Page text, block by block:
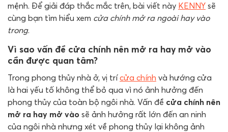
mệnh. Để giải đáp thắc mắc trên, bài viết này KENNY sẽ
cùng bạn tìm hiểu xem cửa chính mở ra ngoài hay vào
trong.
Vì sao vấn đề cửa chính nên mở ra hay mở vào
cần được quan tâm?
Trong phong thủy nhà ở, vị trícửa chính và hướng cửa
là hai yếu tố không thể bỏ qua vì nó ảnh hưởng đến
phong thủy của toàn bộ ngôi nhà. Vấn đề cửa chính nên
mở ra hay mở vào sẽ ảnh hưởng rất lớn đến an ninh
của ngôi nhà nhưng xét về phong thủy lại không ảnh